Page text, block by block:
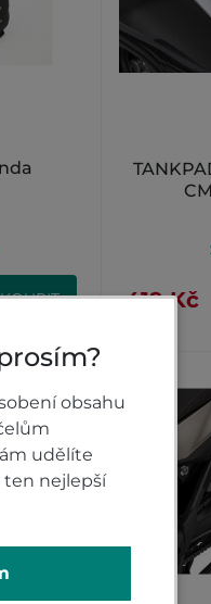
KOUPIT 419 Kč
obsahu
udělíte
ten nejlepší